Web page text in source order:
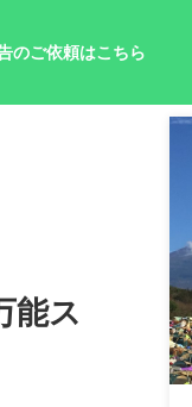
のご依頼はこちら
能ス